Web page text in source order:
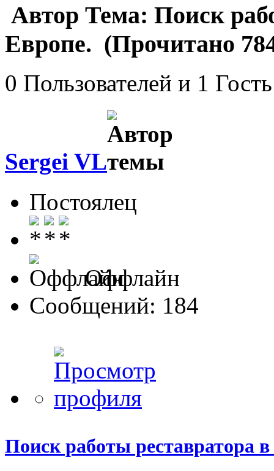
Автор Тема: Поиск
Европе. (Прочитано
0 Пользователей и 1
Sergei VL
Постоялец
Оффлайн
Сообщений: 184
Поиск работы реставратора